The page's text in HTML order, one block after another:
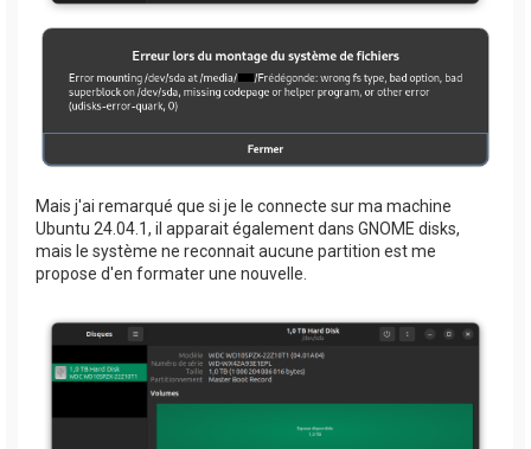
Mais j'ai remarqué que si je le connecte sur ma machine
Ubuntu 24.04.1, il apparait également dans GNOME disks,
mais le système ne reconnait aucune partition est me
propose d'en formater une nouvelle.